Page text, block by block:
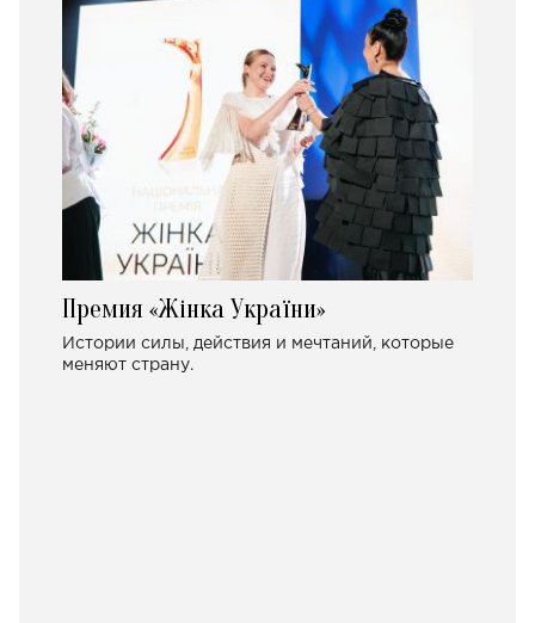
Премия «Жінка України»
Истории силы, действия и мечтаний, которые
меняют страну.